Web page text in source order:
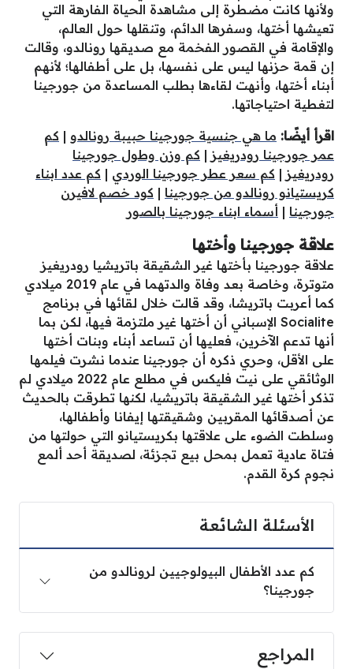
ولأنها كانت مضطرة إلى مشاهدة الحياة الفارهة التي
تعيشها أختها، وسفرها الدائم، وتنقلها حول العالم،
والإقامة في القصور الفخمة مع صديقها رونالدو، وقالت
إن قمة حزنها ليس على نفسها، بل على أطفالها؛ لأنهم
أبناء أختها، وأنهت لقاءها بطلب المساعدة من جورجينا
لتغطية احتياجاتها.
اقرأ أيضًا: ما هي جنسية جورجينا حبيبة رونالدو | كم
عمر جورجينا رودريغيز | كم وزن وطول جورجينا
رودريغيز | كم سعر عطر جورجينا الوردي | كم عدد ابناء
كريستيانو رونالدو من جورجينا | كود خصم لافيرن
جورجينا | أسماء ابناء جورجينا بالصور
علاقة جورجينا وأختها
علاقة جورجينا بأختها غير الشقيقة باتريشيا رودريغيز
متوترة، وخاصة بعد وفاة والدتهما في عام 2019 ميلادي
كما أعربت باتريشا، وقد قالت خلال لقائها في برنامج
Socialite الإسباني أن أختها غير ملتزمة فيها، لكن بما
أنها تدعم الآخرين، فعليها أن تساعد أبناء وبنات أختها
على الأقل، وحري ذكره أن جورجينا عندما نشرت فيلمها
الوثائقي على نيت فليكس في مطلع عام 2022 ميلادي لم
تذكر أختها غير الشقيقة باتريشيا، لكنها تطرقت بالحديث
عن أصدقائها المقربين وشقيقتها إيفانا وأطفالها،
وسلطت الضوء على علاقتها بكريستيانو التي حولتها من
فتاة عادية تعمل بمحل بيع تجزئة، لصديقة أحد ألمع
نجوم كرة القدم.
الأسئلة الشائعة
كم عدد الأطفال البيولوجيين لرونالدو من
جورجينا؟
المراجع